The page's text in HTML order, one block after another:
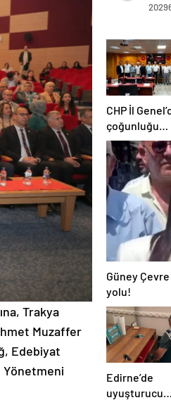
Trakya
Muzaffer
Edebiyat
Yönetmeni
CHP İl
çoğunluğu
kaybetti!
Güney
yolu!
Edirne’de
uyuşturucu